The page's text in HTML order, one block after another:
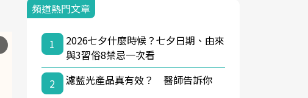
頻道熱門文章
1
2026七夕什麼時候？七夕日期、由來
與3習俗8禁忌一次看
2
濾藍光產品真有效？ 醫師告訴你